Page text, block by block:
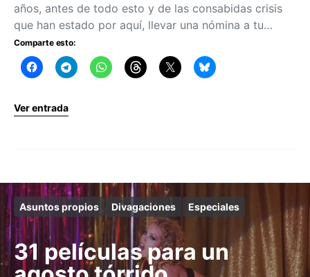
años, antes de todo esto y de las consabidas crisis
que han estado por aquí, llevar una nómina a tu…
Comparte esto:
Ver entrada
Asuntos propios Divagaciones Especiales
31 películas para un